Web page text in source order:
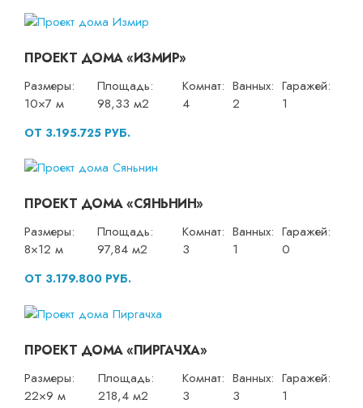
ПРОЕКТ ДОМА «ИЗМИР»
Размеры:
10×7 м
Площадь:
98,33 м2
Комнат:
4
Ванных:
2
Гаражей:
1
ОТ 3.195.725 РУБ.
ПРОЕКТ ДОМА «СЯНЬНИН»
Размеры:
8×12 м
Площадь:
97,84 м2
Комнат:
3
Ванных:
1
Гаражей:
0
ОТ 3.179.800 РУБ.
ПРОЕКТ ДОМА «ПИРГАЧХА»
Размеры:
22×9 м
Площадь:
218,4 м2
Комнат:
3
Ванных:
3
Гаражей:
1